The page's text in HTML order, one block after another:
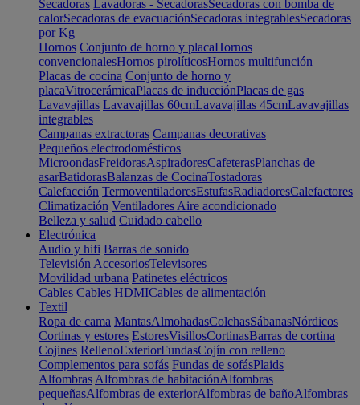
Secadoras Lavadoras - SecadorasSecadoras con bomba de
calorSecadoras de evacuaciónSecadoras integrablesSecadoras
por Kg
Hornos Conjunto de horno y placaHornos
convencionalesHornos pirolíticosHornos multifunción
Placas de cocina Conjunto de horno y
placaVitrocerámicaPlacas de inducciónPlacas de gas
Lavavajillas Lavavajillas 60cmLavavajillas 45cmLavavajillas
integrables
Campanas extractoras Campanas decorativas
Pequeños electrodomésticos
MicroondasFreidorasAspiradoresCafeterasPlanchas de
asarBatidorasBalanzas de CocinaTostadoras
Calefacción TermoventiladoresEstufasRadiadoresCalefactores
Climatización Ventiladores Aire acondicionado
Belleza y salud Cuidado cabello
Electrónica
Audio y hifi Barras de sonido
Televisión AccesoriosTelevisores
Movilidad urbana Patinetes eléctricos
Cables Cables HDMICables de alimentación
Textil
Ropa de cama MantasAlmohadasColchasSábanasNórdicos
Cortinas y estores EstoresVisillosCortinasBarras de cortina
Cojines RellenoExteriorFundasCojín con relleno
Complementos para sofás Fundas de sofásPlaids
Alfombras Alfombras de habitaciónAlfombras
pequeñasAlfombras de exteriorAlfombras de bañoAlfombras